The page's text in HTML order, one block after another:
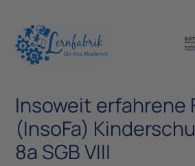
Insoweit erfahrene
(InsoFa)
8a SGB VIII